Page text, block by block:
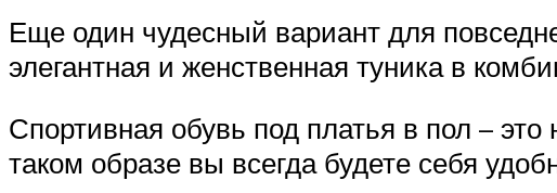
Еще один чудесный вариант для
элегантная и женственная туника в
Спортивная обувь под платья в пол –
таком образе вы всегда будете себя